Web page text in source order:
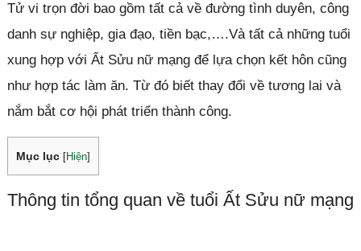
Tử vi trọn đời bao gồm tất cả về đường tình duyên, công
danh sự nghiệp, gia đạo, tiền bạc,….Và tất cả những tuổi
xung hợp với Ất Sửu nữ mạng để lựa chọn kết hôn cũng
như hợp tác làm ăn. Từ đó biết thay đổi về tương lai và
nắm bắt cơ hội phát triển thành công.
Mục lục Hiện]
Thông tin tổng quan về tuổi Ất Sửu nữ mạng